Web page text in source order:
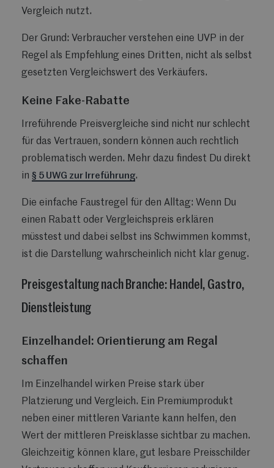
Vergleich nutzt.
Der Grund: Verbraucher verstehen eine UVP in der
Regel als Empfehlung eines Dritten, nicht als selbst
gesetzten Vergleichswert des Verkäufers.
Keine Fake-Rabatte
Irreführende Preisvergleiche sind nicht nur schlecht
für das Vertrauen, sondern können auch rechtlich
problematisch werden. Mehr dazu findest Du direkt
in § 5 UWG zur Irreführung.
Die einfache Faustregel für den Alltag: Wenn Du
einen Rabatt oder Vergleichspreis erklären
müsstest und dabei selbst ins Schwimmen kommst,
ist die Darstellung wahrscheinlich nicht klar genug.
Preisgestaltung nach Branche: Handel, Gastro,
Dienstleistung
Einzelhandel: Orientierung am Regal
schaffen
Im Einzelhandel wirken Preise stark über
Platzierung und Vergleich. Ein Premiumprodukt
neben einer mittleren Variante kann helfen, den
Wert der mittleren Preisklasse sichtbar zu machen.
Gleichzeitig können klare, gut lesbare Preisschilder